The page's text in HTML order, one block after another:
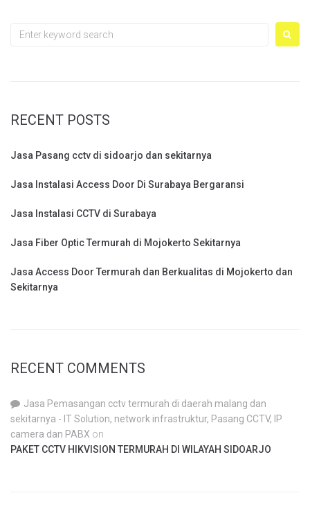
Search
RECENT POSTS
Jasa Pasang cctv di sidoarjo dan sekitarnya
Jasa Instalasi Access Door Di Surabaya Bergaransi
Jasa Instalasi CCTV di Surabaya
Jasa Fiber Optic Termurah di Mojokerto Sekitarnya
Jasa Access Door Termurah dan Berkualitas di Mojokerto dan
Sekitarnya
RECENT COMMENTS
Jasa Pemasangan cctv termurah di daerah malang dan
sekitarnya - IT Solution, network infrastruktur, Pasang CCTV, IP
camera dan PABX on
PAKET CCTV HIKVISION TERMURAH DI WILAYAH SIDOARJO